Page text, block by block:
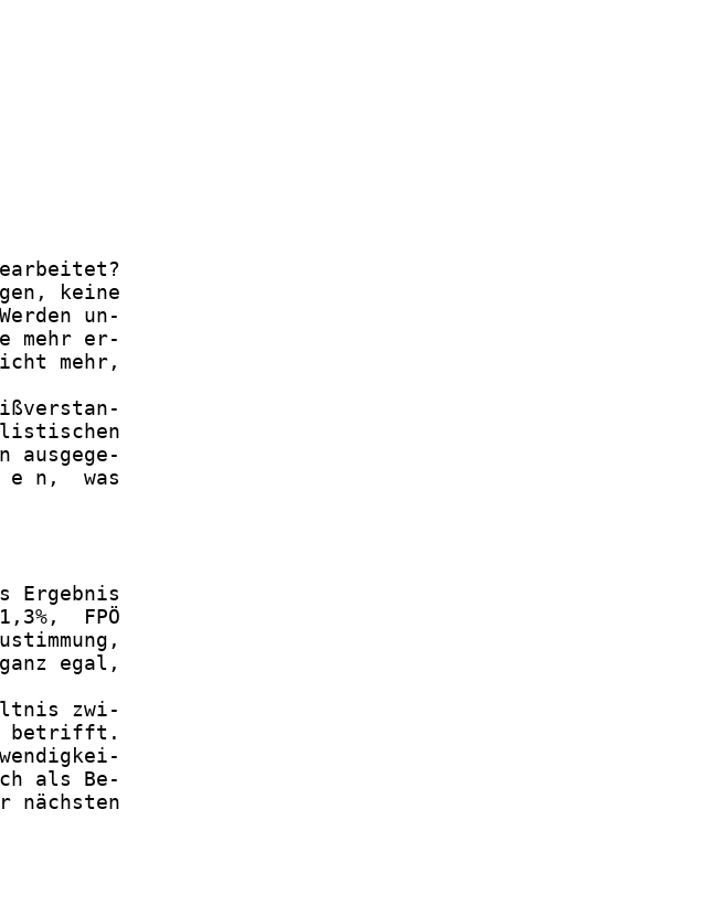
keine
un-
mehr er-
mehr,
ausgege-
e n,  was
Ergebnis
FPÖ
egal,
zwi-
betrifft.
als Be-
nächsten